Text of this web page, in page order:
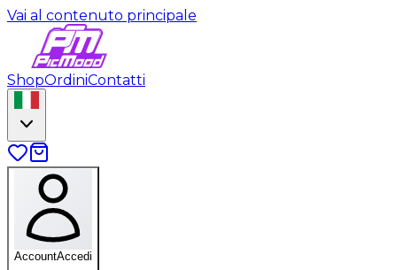
Vai al contenuto principale
ShopOrdiniContatti
AccountAccedi